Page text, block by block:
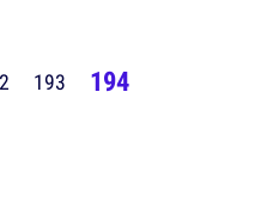
193 194